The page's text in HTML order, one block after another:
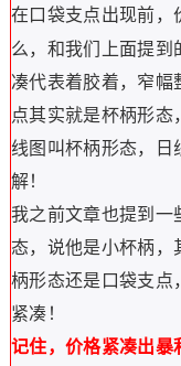
通过上面这些描述，
求，要求当天这根阳
另外当天的成交量要